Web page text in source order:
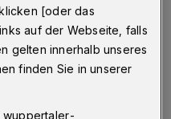
Günter
er sie in die Tat
[oder das
auf der Webseite, falls
gelten innerhalb unseres
finden Sie in unserer
wuppertaler-